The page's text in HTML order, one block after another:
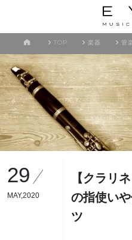
TOP 楽器 管
29
MAY,2020
【クラリ
の指使い
ツ